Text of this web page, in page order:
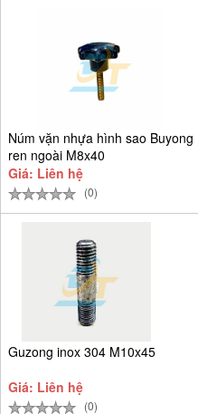
Núm vặn nhựa hình sao Buyong
ren ngoài M8x40
Giá: Liên hệ
(0)
Guzong inox 304 M10x45
Giá: Liên hệ
(0)